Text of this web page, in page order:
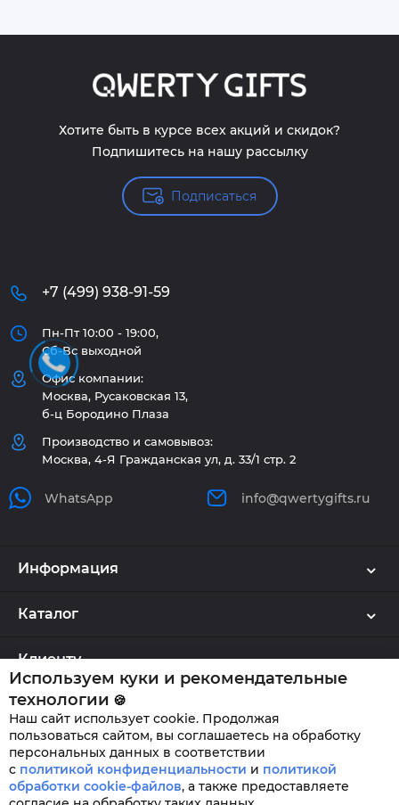
Хотите быть в курсе всех акций и скидок?
Подпишитесь на нашу рассылку
Подписаться
+7 (499) 938-91-59
Пн-Пт 10:00 - 19:00,
Сб-Вс выходной
Офис компании:
Москва, Русаковская 13,
б-ц Бородино Плаза
Производство и самовывоз:
Москва, 4-Я Гражданская ул, д. 33/1 стр. 2
WhatsApp info@qwertygifts.ru
Информация
Каталог
Клиенту
QWERTYGIFTS © 2026
Используем куки и рекомендательные
технологии 🍪
Наш сайт использует cookie. Продолжая
пользоваться сайтом, вы соглашаетесь на обработку
персональных данных в соответствии
с политикой конфиденциальности и политикой
обработки cookie-файлов, а также предоставляете